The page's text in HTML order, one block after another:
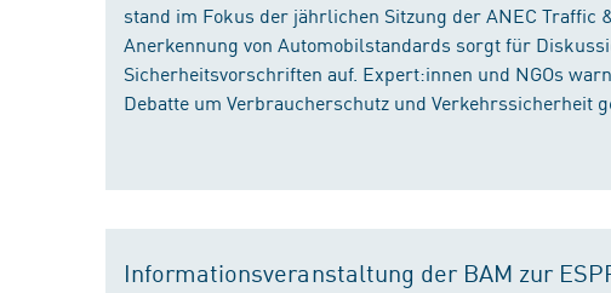
stand im Fokus der jährlichen Sitzung der ANEC
Anerkennung von Automobilstandards sorgt für
Sicherheitsvorschriften auf. Expert:innen und NGOs
Debatte um Verbraucherschutz und Verkehrssicherheit
Informationsveranstaltung der BAM zur